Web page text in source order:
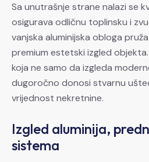
Sa unutrašnje strane nalazi se
osigurava odličnu toplinsku i
vanjska aluminijska obloga
premium estetski izgled
koja ne samo da izgleda
dugoročno donosi stvarnu
vrijednost nekretnine.
Izgled aluminija,
sistema